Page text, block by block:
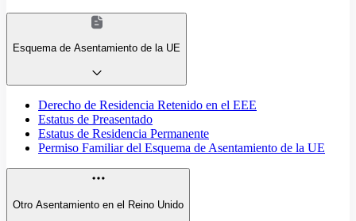
Esquema de Asentamiento de la UE
Derecho de Residencia Retenido en el EEE
Estatus de Preasentado
Estatus de Residencia Permanente
Permiso Familiar del Esquema de Asentamiento de la UE
Otro Asentamiento en el Reino Unido